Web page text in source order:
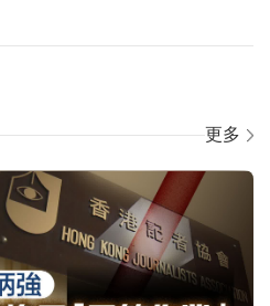
更多